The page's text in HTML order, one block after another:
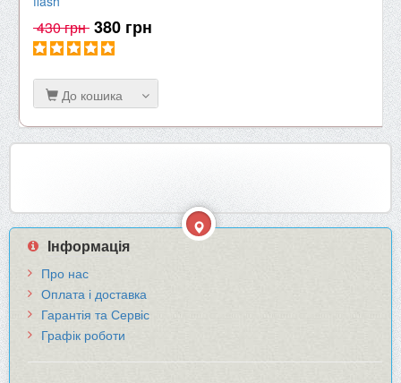
430 грн 380 грн
До кошика
Інформація
Про нас
Оплата і доставка
Гарантія та Сервіс
Графік роботи